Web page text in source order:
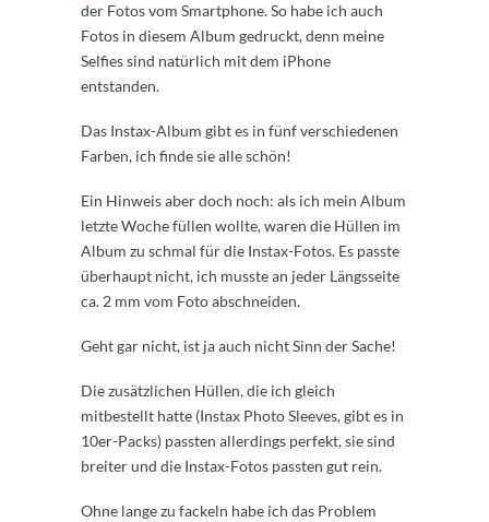
der Fotos vom Smartphone. So habe ich auch
Fotos in diesem Album gedruckt, denn meine
Selfies sind natürlich mit dem iPhone
entstanden.
Das Instax-Album gibt es in fünf verschiedenen
Farben, ich finde sie alle schön!
Ein Hinweis aber doch noch: als ich mein Album
letzte Woche füllen wollte, waren die Hüllen im
Album zu schmal für die Instax-Fotos. Es passte
überhaupt nicht, ich musste an jeder Längsseite
ca. 2 mm vom Foto abschneiden.
Geht gar nicht, ist ja auch nicht Sinn der Sache!
Die zusätzlichen Hüllen, die ich gleich
mitbestellt hatte (Instax Photo Sleeves, gibt es in
10er-Packs) passten allerdings perfekt, sie sind
breiter und die Instax-Fotos passten gut rein.
Ohne lange zu fackeln habe ich das Problem